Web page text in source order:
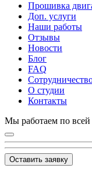
Прошивка
Доп. услуги
Наши работы
Отзывы
Новости
Блог
FAQ
О студии
Контакты
Мы работаем по всей
Оставить заявку